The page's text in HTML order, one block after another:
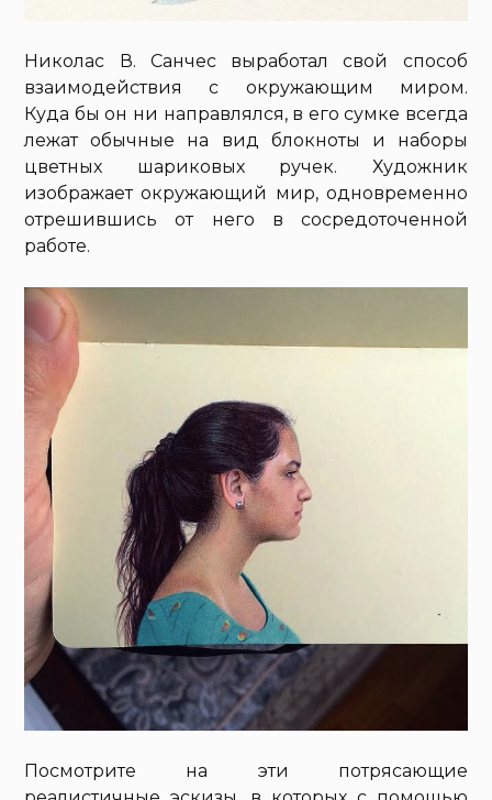
Николас В. Санчес выработал свой способ
взаимодействия с окружающим миром.
Куда бы он ни направлялся, в его сумке всегда
лежат обычные на вид блокноты и наборы
цветных шариковых ручек. Художник
изображает окружающий мир, одновременно
отрешившись от него в сосредоточенной
работе.
Посмотрите на эти потрясающие